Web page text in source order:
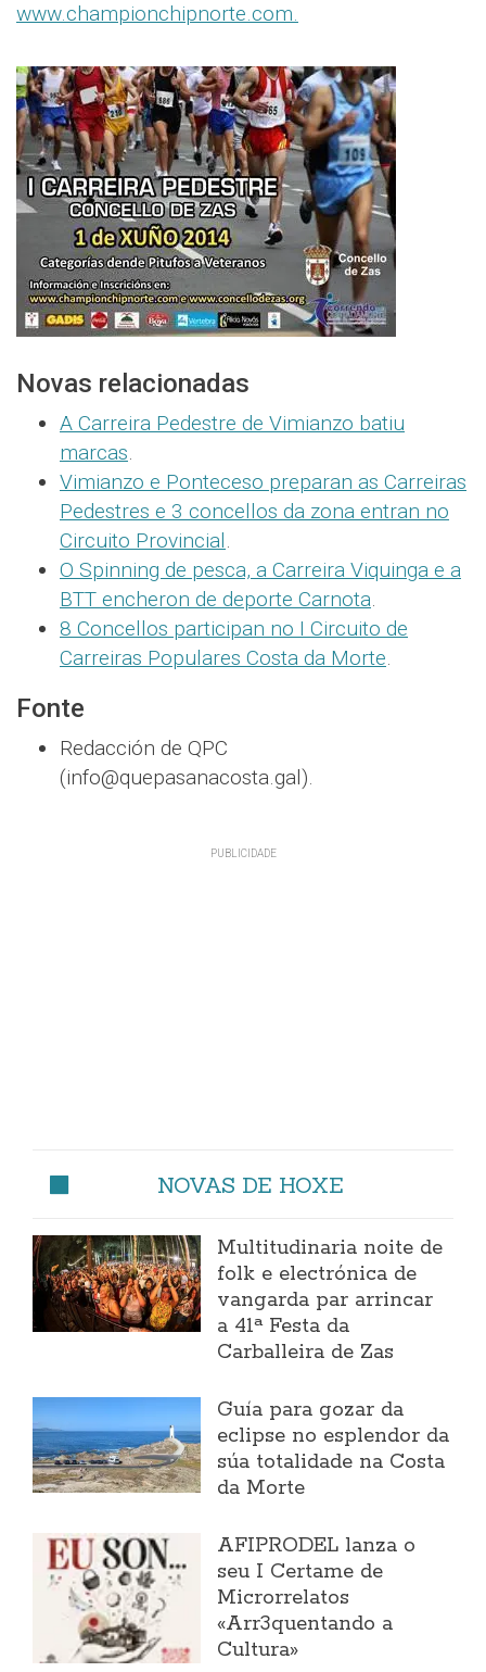
www.championchipnorte.com.
Novas relacionadas
A Carreira Pedestre de Vimianzo batiu
marcas.
Vimianzo e Ponteceso preparan as Carreiras
Pedestres e 3 concellos da zona entran no
Circuito Provincial.
O Spinning de pesca, a Carreira Viquinga e a
BTT encheron de deporte Carnota.
8 Concellos participan no I Circuito de
Carreiras Populares Costa da Morte.
Fonte
Redacción de QPC
(info@quepasanacosta.gal).
NOVAS DE HOXE
Multitudinaria noite de
folk e electrónica de
vangarda par arrincar
a 41ª Festa da
Carballeira de Zas
Guía para gozar da
eclipse no esplendor da
súa totalidade na Costa
da Morte
AFIPRODEL lanza o
seu I Certame de
Microrrelatos
«Arr3quentando a
Cultura»